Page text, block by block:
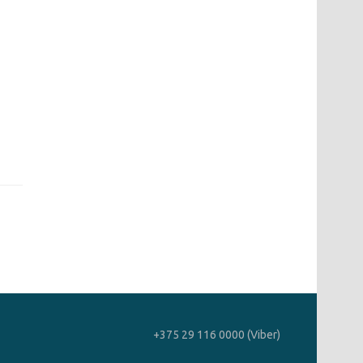
+375 29 116 0000 (Viber)